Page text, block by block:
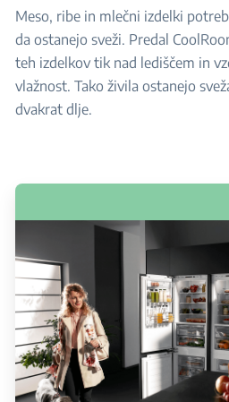
Meso, ribe in mlečni izdelki
da ostanejo sveži. Predal
teh izdelkov tik nad lediščem in
vlažnost. Tako živila ostanejo
dvakrat dlje.